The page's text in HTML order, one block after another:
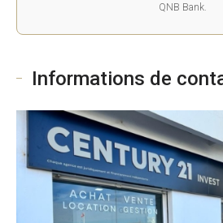
QNB Bank.
Informations de